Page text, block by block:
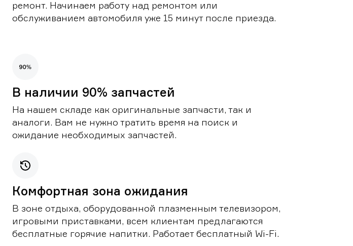
ремонт. Начинаем работу над ремонтом или
обслуживанием автомобиля уже 15 минут после приезда.
В наличии 90% запчастей
На нашем складе как оригинальные запчасти, так и
аналоги. Вам не нужно тратить время на поиск и
ожидание необходимых запчастей.
Комфортная зона ожидания
В зоне отдыха, оборудованной плазменным телевизором,
игровыми приставками, всем клиентам предлагаются
бесплатные горячие напитки. Работает бесплатный Wi-Fi.